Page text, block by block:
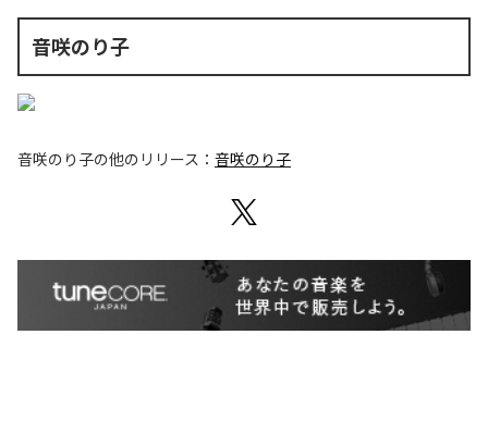
音咲のり子
音咲のり子の他のリリース： 音咲のり子